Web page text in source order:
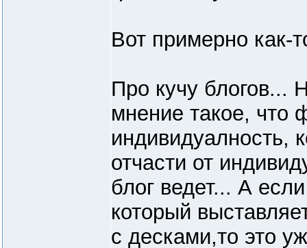
Вот примерно как-
Про кучу блогов...
мнение такое, что
индивидуалность,
отчасти от
блог ведет... А
который
с десками,то это